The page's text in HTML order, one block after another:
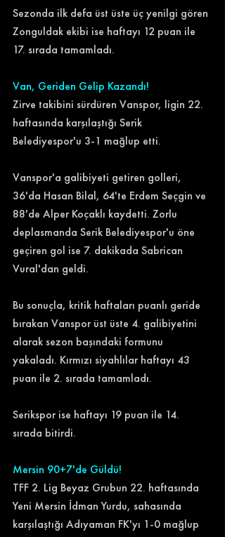
Sezonda ilk defa üst üste üç yenilgi gören
Zonguldak ekibi ise haftayı 12 puan ile
17. sırada tamamladı.
Van, Geriden Gelip Kazandı!
Zirve takibini sürdüren Vanspor, ligin 22.
haftasında karşılaştığı Serik
Belediyespor'u 3-1 mağlup etti.
Vanspor'a galibiyeti getiren golleri,
36'da Hasan Bilal, 64'te Erdem Seçgin ve
88'de Alper Koçaklı kaydetti. Zorlu
deplasmanda Serik Belediyespor'u öne
geçiren gol ise 7. dakikada Sabrican
Vural'dan geldi.
Bu sonuçla, kritik haftaları puanlı geride
bırakan Vanspor üst üste 4. galibiyetini
alarak sezon başındaki formunu
yakaladı. Kırmızı siyahlılar haftayı 43
puan ile 2. sırada tamamladı.
Serikspor ise haftayı 19 puan ile 14.
sırada bitirdi.
Mersin 90+7'de Güldü!
TFF 2. Lig Beyaz Grubun 22. haftasında
Yeni Mersin İdman Yurdu, sahasında
karşılaştığı Adıyaman FK'yı 1-0 mağlup